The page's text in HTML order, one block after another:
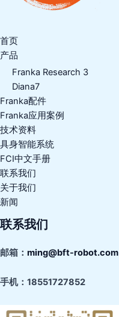
首页
产品
Franka Research 3
Diana7
Franka配件
Franka应用案例
技术资料
具身智能系统
FCI中文手册
联系我们
关于我们
新闻
联系我们
邮箱： ming@bft-robot.com
手机： 18551727852